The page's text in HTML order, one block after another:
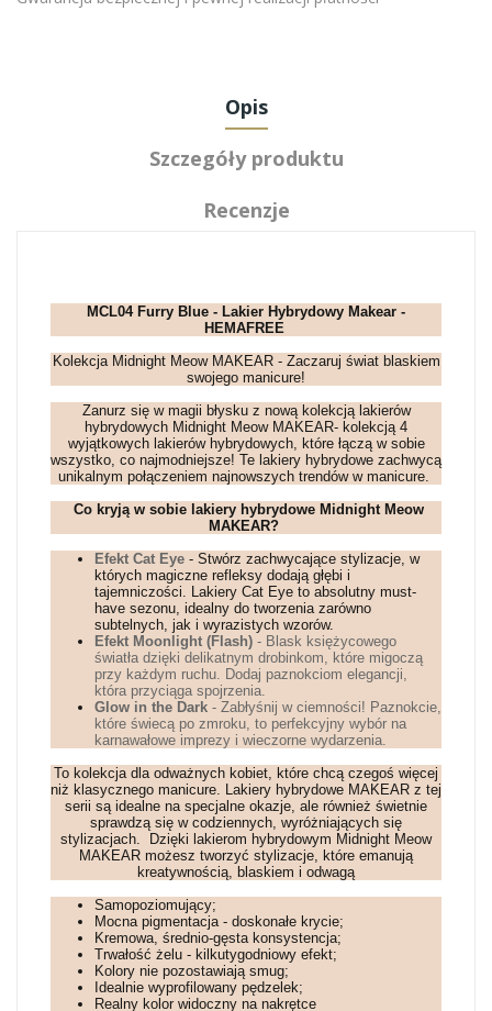
Opis
Szczegóły produktu
Recenzje
MCL04 Furry Blue - Lakier Hybrydowy Makear -
HEMAFREE
Kolekcja Midnight Meow MAKEAR - Zaczaruj świat blaskiem
swojego manicure!
Zanurz się w magii błysku z nową kolekcją lakierów
hybrydowych Midnight Meow MAKEAR- kolekcją 4
wyjątkowych lakierów hybrydowych, które łączą w sobie
wszystko, co najmodniejsze! Te lakiery hybrydowe zachwycą
unikalnym połączeniem najnowszych trendów w manicure.
Co kryją w sobie lakiery hybrydowe Midnight Meow
MAKEAR?
Efekt Cat Eye - Stwórz zachwycające stylizacje, w
których magiczne refleksy dodają głębi i
tajemniczości. Lakiery Cat Eye to absolutny must-
have sezonu, idealny do tworzenia zarówno
subtelnych, jak i wyrazistych wzorów.
Efekt Moonlight (Flash) - Blask księżycowego
światła dzięki delikatnym drobinkom, które migoczą
przy każdym ruchu. Dodaj paznokciom elegancji,
która przyciąga spojrzenia.
Glow in the Dark - Zabłyśnij w ciemności! Paznokcie,
które świecą po zmroku, to perfekcyjny wybór na
karnawałowe imprezy i wieczorne wydarzenia.
To kolekcja dla odważnych kobiet, które chcą czegoś więcej
niż klasycznego manicure. Lakiery hybrydowe MAKEAR z tej
serii są idealne na specjalne okazje, ale również świetnie
sprawdzą się w codziennych, wyróżniających się
stylizacjach. Dzięki lakierom hybrydowym Midnight Meow
MAKEAR możesz tworzyć stylizacje, które emanują
kreatywnością, blaskiem i odwagą
Samopoziomujący;
Mocna pigmentacja - doskonałe krycie;
Kremowa, średnio-gęsta konsystencja;
Trwałość żelu - kilkutygodniowy efekt;
Kolory nie pozostawiają smug;
Idealnie wyprofilowany pędzelek;
Realny kolor widoczny na nakrętce